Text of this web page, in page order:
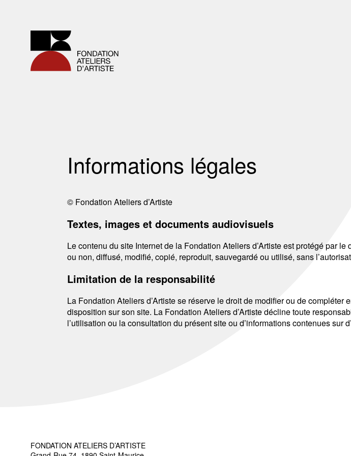
Informations légales
© Fondation Ateliers d’Artiste
Textes, images et documents audiovisuels
Le contenu du site Internet de la Fondation Ateliers d’Artiste est protégé par
ou non, diffusé, modifié, copié, reproduit, sauvegardé ou utilisé, sans
Limitation de la responsabilité
La Fondation Ateliers d’Artiste se réserve le droit de modifier ou de
disposition sur son site. La Fondation Ateliers d’Artiste décline toute
l’utilisation ou la consultation du présent site ou d’informations contenues sur
FONDATION ATELIERS D’ARTISTE